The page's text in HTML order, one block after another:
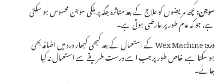
سوجن:کچھ مریضوں کو علاج کے بعد متاثرہ جگہ پر ہلکی سوجن محسوس ہو سکتی
ہے، جو کہ عام طور پر عارضی ہوتی ہے۔
درد:
Wex Machine کے استعمال کے بعد کبھی کبھار درد میں اضافہ بھی
ہو سکتا ہے، خاص طور پر جب اسے درست طریقے سے استعمال نہ کیا
جائے۔